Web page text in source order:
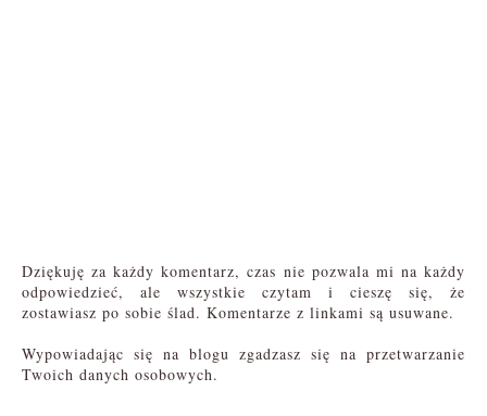
Dziękuję za każdy komentarz, czas nie pozwala mi na każdy
odpowiedzieć, ale wszystkie czytam i cieszę się, że
zostawiasz po sobie ślad. Komentarze z linkami są usuwane.
Wypowiadając się na blogu zgadzasz się na przetwarzanie
Twoich danych osobowych.